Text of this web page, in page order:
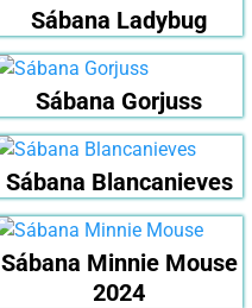
Sábana Ladybug
Sábana Gorjuss
Sábana Blancanieves
Sábana Minnie Mouse
2024